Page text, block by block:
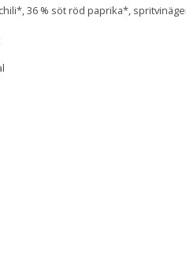
36 % söt röd paprika*,